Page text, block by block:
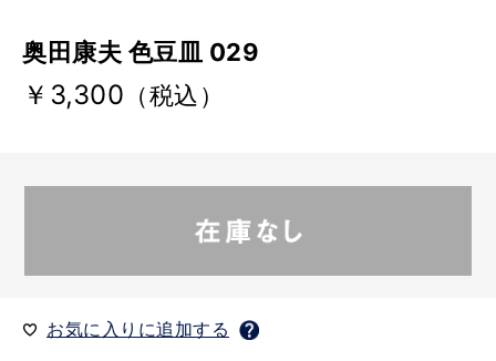
奥田康夫 色豆皿 029
￥3,300 （税込）
お気に入りに追加する